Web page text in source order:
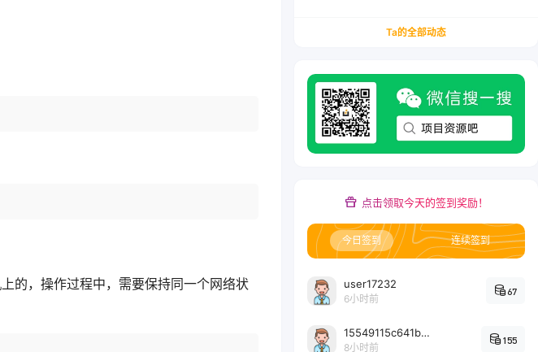
的，操作过程中，需要保持同一个网络状
Ta的全部动态
点击领取今天的签到奖励！
今日签到 连续签到
user17232
6小时前
67
15549115c641bc6524e64d1d800349ec7396
8小时前
155